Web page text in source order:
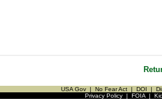
USA Gov | No Fear Act | DOI |
Privacy Policy| FOIA|